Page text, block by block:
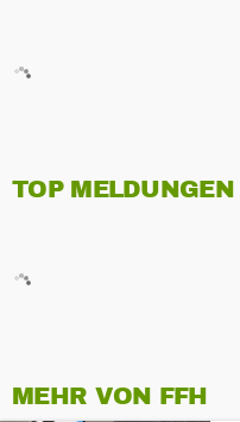
TOP MELDUNGEN
MEHR VON FFH